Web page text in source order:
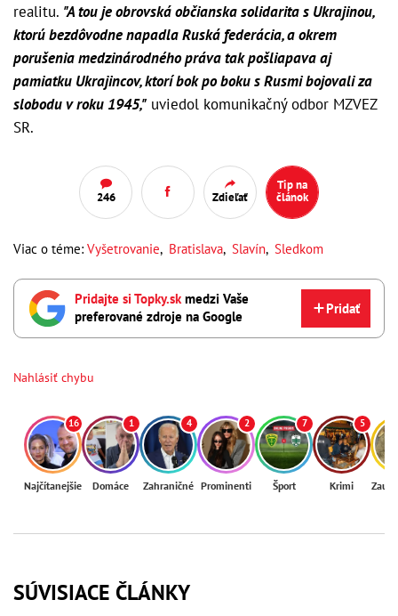
realitu. "A tou je obrovská občianska solidarita s Ukrajinou,
ktorú bezdôvodne napadla Ruská federácia, a okrem
porušenia medzinárodného práva tak pošliapava aj
pamiatku Ukrajincov, ktorí bok po boku s Rusmi bojovali za
slobodu v roku 1945," uviedol komunikačný odbor MZVEZ
SR.
246 Zdieľať
Tip na
článok
Viac o téme: Vyšetrovanie, Bratislava, Slavín, Sledkom
Pridajte si Topky.skmedzi Vaše
preferované zdroje na Google
Pridať
Nahlásiť chybu
16
Najčítanejšie
1
Domáce
4
Zahraničné
2
Prominenti
7
Šport
5
Krimi
SÚVISIACE ČLÁNKY